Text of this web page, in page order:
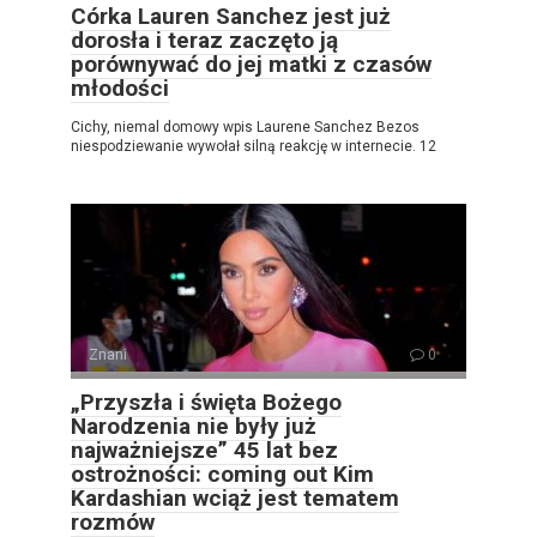
Córka Lauren Sanchez jest już
dorosła i teraz zaczęto ją
porównywać do jej matki z czasów
młodości
Cichy, niemal domowy wpis Laurene Sanchez Bezos
niespodziewanie wywołał silną reakcję w internecie. 12
Znani 0
„Przyszła i święta Bożego
Narodzenia nie były już
najważniejsze” 45 lat bez
ostrożności: coming out Kim
Kardashian wciąż jest tematem
rozmów